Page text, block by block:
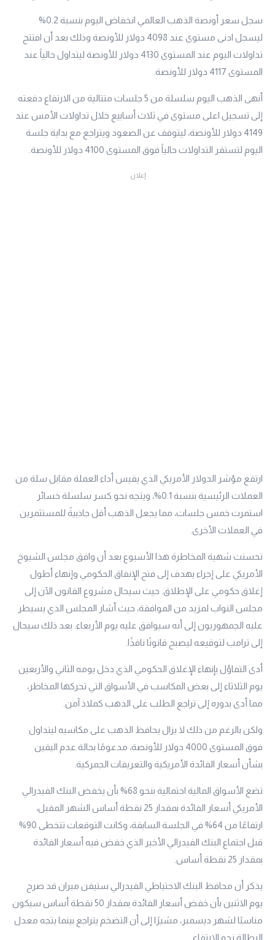
سجل سعر أونصة الذهب العالمي انخفاض اليوم بنسبة 0.2%
ليسجل ادنى مستوى عند 4098 دولار للأونصة وذلك بعد أن افتتح
تداولات اليوم عند المستوى 4130 دولار للأونصة ليتداول حالياً عند
المستوى 4117 دولار للأونصة.
أنهى الذهب اليوم سلسلة من 5 جلسات متتالية من الارتفاع دفعته
إلى تسجيل اعلى مستوى في ثلاث أسابيع خلال تداولات الأمس عند
4149 دولار للأونصة، ليتوقف عن الصعود ويتراجع مع بداية جلسة
اليوم لتستقر التداولات حالياً فوق المستوى 4100 دولار للأونصة.
إعلان
ارتفع مؤشر الدولار الأمريكي الذي يقيس أداء العملة مقابل سلة من
العملات الرئيسية بنسبة 0.1%، ويتجه نحو كسر سلسلة خسائر
استمرت خمس جلسات، مما يجعل الذهب أقل جاذبيةً للمستثمرين
في العملات الأخرى.
تحسنت شهية المخاطرة هذا الأسبوع بعد أن وافق مجلس الشيوخ
الأمريكي على إجراء يهدف إلى فتح الإنفاق الحكومي وإنهاء أطول
إغلاق حكومي على الإطلاق. حيث سيحال مشروع القانون الآن إلى
مجلس النواب لمزيد من الموافقة، حيث أشار المجلس الذي يسيطر
عليه الجمهوريون إلى أنه سيوافق عليه يوم الأربعاء. بعد ذلك سيحال
إلى ترامب لتوقيعه ليصبح قانونًا نافذًا.
أدى التفاؤل بإنهاء الإغلاق الحكومي الذي دخل يومه الثاني والأربعين
يوم الثلاثاء إلى بعض المكاسب في الأسواق التي تحركها المخاطر،
مما أدى بدوره إلى تراجع الطلب على الذهب كملاذ آمن.
ولكن بالرغم من ذلك لا يزال يحافظ الذهب على مكاسبه ليتداول
فوق المستوى 4000 دولار للأونصة، مدعومًا بحالة عدم اليقين
بشأن أسعار الفائدة الأمريكية والتعريفات الجمركية.
تضع الأسواق المالية احتمالية بنحو 68% بأن يخفض البنك الفيدرالي
الأمريكي أسعار الفائدة بمقدار 25 نقطة أساس الشهر المقبل،
ارتفاعًا من 64% في الجلسة السابقة، وكانت التوقعات تتخطى 90%
قبل اجتماع البنك الفيدرالي الأخير الذي خفض فيه أسعار الفائدة
بمقدار 25 نقطة أساس.
يذكر أن محافظ البنك الاحتياطي الفيدرالي ستيفن ميران قد صرح
يوم الاثنين بأن خفض أسعار الفائدة بمقدار 50 نقطة أساس سيكون
مناسبًا لشهر ديسمبر، مشيرًا إلى أن التضخم يتراجع بينما يتجه معدل
البطالة نحو الارتفاع.